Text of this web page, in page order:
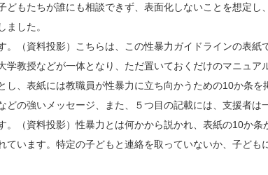
どもたちが誰にも相談できず、表面化しないことを想定
ました。
（資料投影）こちらは、この性暴力ガイドラインの表
学教授などが一体となり、ただ置いておくだけのマニュ
し、表紙には教職員が性暴力に立ち向かうための10か条
どの強いメッセージ、また、５つ目の記載には、支援者
（資料投影）性暴力とは何かから説かれ、表紙の10か
ています。特定の子どもと連絡を取っていないか、子ど